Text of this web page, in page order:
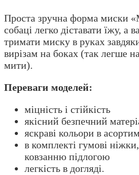
Проста зручна форма миски
собаці легко діставати їжу, а
тримати миску в руках
вирізам на боках (так легше
мити).
Переваги моделей:
міцність і стійкість
якісний безпечний
яскраві кольори в
в комплекті гумові
ковзанню підлогою
легкість в догляді.